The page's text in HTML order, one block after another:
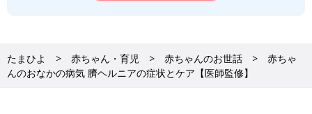
たまひよ 赤ちゃん・育児 赤ちゃんのお世話
赤ちゃ
んのおなかの病気 臍ヘルニアの症状とケア【医師監修】